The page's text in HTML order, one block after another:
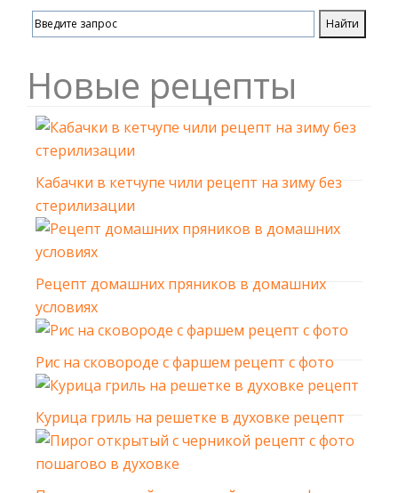
Новые рецепты
Кабачки в кетчупе чили рецепт на зиму без
стерилизации
Рецепт домашних пряников в домашних
условиях
Рис на сковороде с фаршем рецепт с фото
Курица гриль на решетке в духовке рецепт